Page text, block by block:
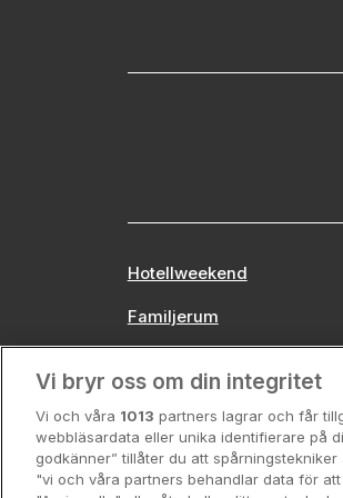
Hotellweekend
Familjerum
Vi bryr oss om din integritet
Vi och våra 1013 partners lagrar och får
webbläsardata eller unika identifierare på
godkänner” tillåter du att
"vi och våra partners behandlar data för